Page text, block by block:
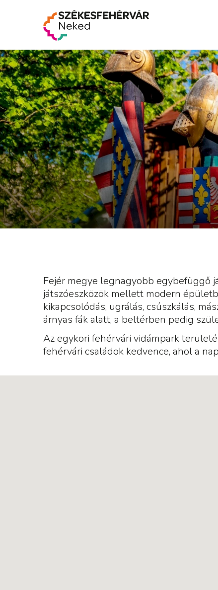
Fejér megye legnagyobb egybefüggő
játszóeszközök mellett modern
kikapcsolódás, ugrálás, csúszkálás,
árnyas fák alatt, a beltérben pedig
Az egykori fehérvári vidámpark
fehérvári családok kedvence, ahol a